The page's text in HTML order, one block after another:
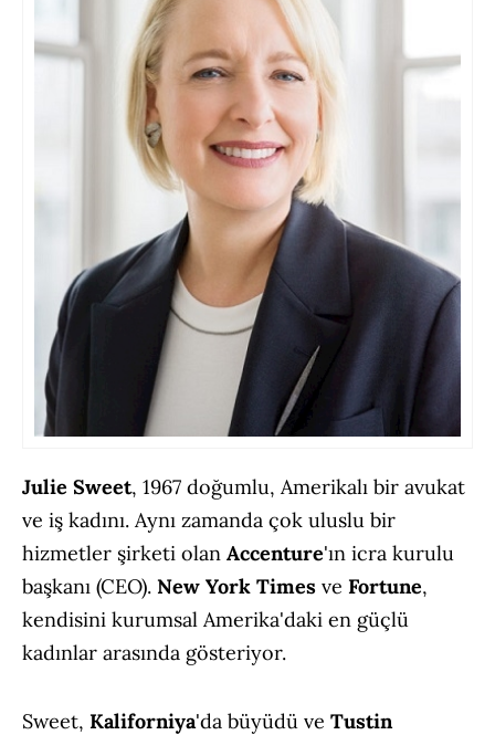
Julie Sweet, 1967 doğumlu, Amerikalı bir avukat
ve iş kadını. Aynı zamanda çok uluslu bir
hizmetler şirketi olan Accenture'ın icra kurulu
başkanı (CEO). New York Times ve Fortune,
kendisini kurumsal Amerika'daki en güçlü
kadınlar arasında gösteriyor.
Sweet, Kaliforniya'da büyüdü ve Tustin